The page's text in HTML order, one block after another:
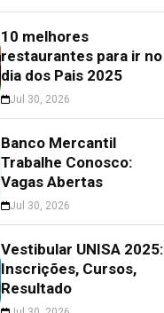
10 melhores
restaurantes para ir no
dia dos Pais 2025
Jul 30, 2026
Banco Mercantil
Trabalhe Conosco:
Vagas Abertas
Jul 30, 2026
Vestibular UNISA 2025:
Inscrições, Cursos,
Resultado